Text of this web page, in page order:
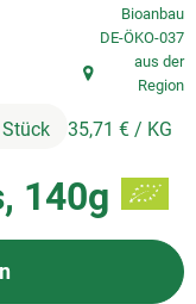
140g
35,71 € / KG
Bioanbau
, Kontrollstelle:
DE-ÖKO-037
, Herkunft:
aus der
Region
Warenkorb